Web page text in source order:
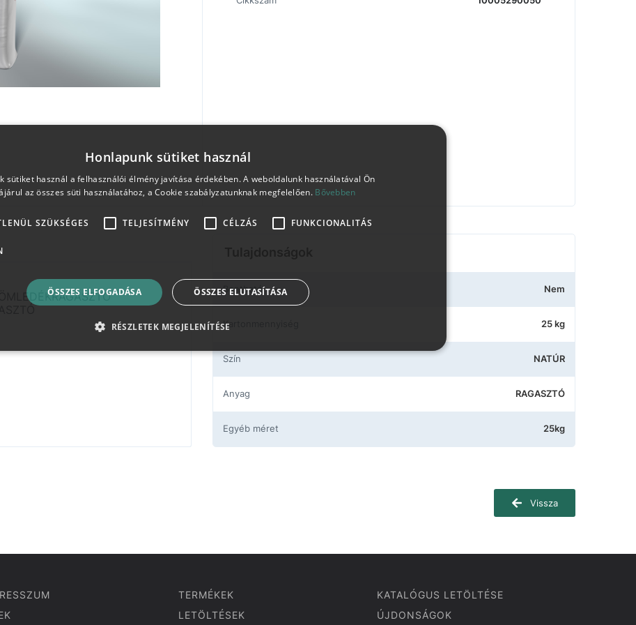
Bontható Nem
Kartonmennyiség 25 kg
Szín NATÚR
Anyag RAGASZTÓ
Egyéb méret 25kg
Vissza
TERMÉKEK
LETÖLTÉSEK
KATALÓGUS LETÖLTÉSE
ÚJDONSÁGOK
Honlapunk sütiket használ
sütiket használ a felhasználói élmény javítása érdekében. A weboldalunk használatával Ön
az összes süti használatához, a Cookie szabályzatunknak megfelelően. Bővebben
SZÜKSÉGES TELJESÍTMÉNY CÉLZÁS FUNKCIONALITÁS
ÖSSZES ELFOGADÁSA ÖSSZES ELUTASÍTÁSA
RÉSZLETEK MEGJELENÍTÉSE